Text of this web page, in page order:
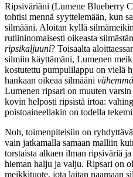
Ripsiväriäni (Lumene Blueberry
tohtisi mennä syyttelemään, kun
silmääni. Aloitan kyllä
rutiininomaisesti oikeasta
ripsikaljuuni? Toisaalta
silmiin käyttämäni, Lumenen
kostutettu pumpulilappu on vielä
hankaan oikeaa silmääni
Lumenen ripsari on muuten
kovin helposti ripsistä irtoa:
poistoaineellakin on todella
Noh, toimenpiteisiin on
vain jatkamalla samaan malliin
torstaista alkaen ilman ripsiväriä
hieman halju ja valju. Ripsari on
meikkituote, jota laitan naamaan